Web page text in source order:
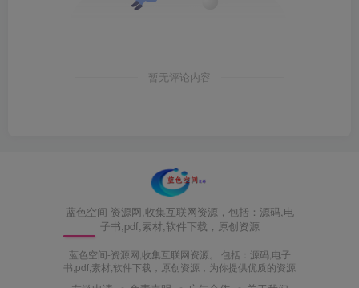
暂无评论内容
蓝色空间-资源网,收集互联网资源，包括：源码,电
子书,pdf,素材,软件下载，原创资源
蓝色空间-资源网,收集互联网资源。 包括：源码,电子
书,pdf,素材,软件下载，原创资源，为你提供优质的资源